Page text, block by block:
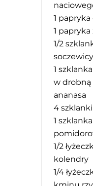
1 papryka
1 papryka
1/2
soczewicy
1
w drobną
ananasa
4
1
1/2
kolendry
1/4